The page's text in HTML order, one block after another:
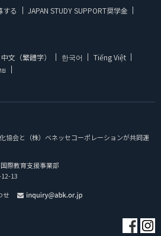
する JAPAN STUDY SUPPORT奨学金
中文（繁體字） 한국어
Tiếng Việt
協会と（株）ベネッセコーポレーションが共同運
際教育支援事業部
13
せ